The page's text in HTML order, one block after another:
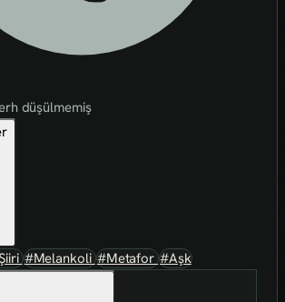
düşülmemiş
#Melankoli#Metafor#Aşk